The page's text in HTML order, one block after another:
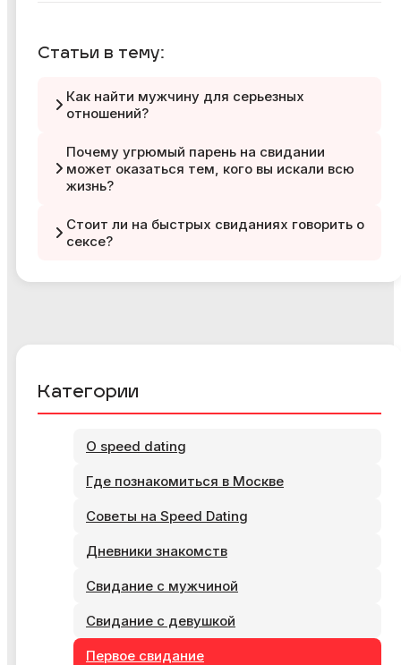
Категории
О speed dating
Где познакомиться в Москве
Советы на Speed Dating
Дневники знакомств
Свидание с мужчиной
Свидание с девушкой
Первое свидание
Статьи в тему:
Как найти мужчину для серьезных
отношений?
Почему угрюмый парень на свидании
может оказаться тем, кого вы искали всю
жизнь?
Стоит ли на быстрых свиданиях говорить о
сексе?